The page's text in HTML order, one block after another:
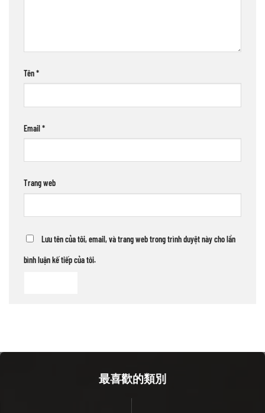
Tên*
Email*
Trang web
Lưu tên của tôi, email, và trang web trong trình duyệt này cho lần
bình luận kế tiếp của tôi.
最喜歡的類別